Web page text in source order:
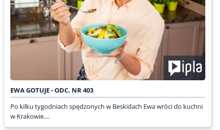
EWA GOTUJE - ODC. NR 403
Po kilku tygodniach spędzonych w Beskidach Ewa wróci do kuchni
w Krakowie....